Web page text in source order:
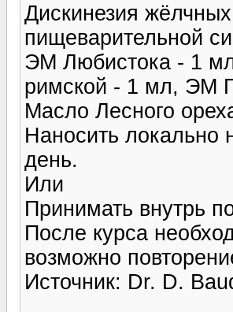
Дискинезия
пищеварительной
ЭМ Любистока - 1
римской - 1 мл, ЭМ
Масло Лесного
Наносить локально
день.
Или
Принимать внутрь
После курса
возможно
Источник: Dr. D.